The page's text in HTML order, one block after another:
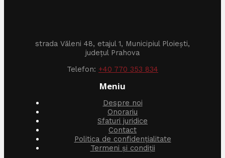
strada Văleni 48, etajul 1, Municipiul Ploiești,
județul Prahova
Telefon: +40 770 353 834
Meniu
Despre noi
Onorariu
Sfaturi juridice
Contact
Politica de confidențialitate
Termeni și condiții